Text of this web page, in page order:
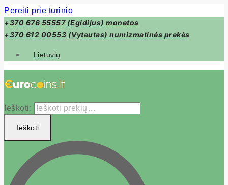
Pereiti prie turinio
+370 676 55557 (Egidijus) monetos
+370 612 00553 (Vytautas) numizmatinės prekės
Lietuvių
Ieškoti:
Ieškoti